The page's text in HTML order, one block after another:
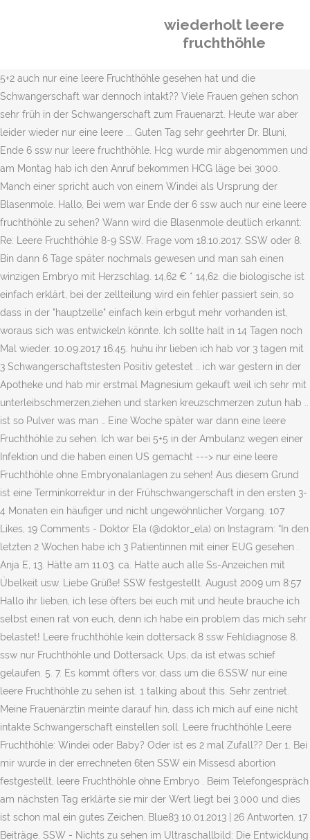
wiederholt leere
fruchthöhle
5+2 auch nur eine leere Fruchthöhle gesehen hat und die
Schwangerschaft war dennoch intakt?? Viele Frauen gehen schon
sehr früh in der Schwangerschaft zum Frauenarzt. Heute war aber
leider wieder nur eine leere ... Guten Tag sehr geehrter Dr. Bluni,
Ende 6 ssw nur leere fruchthöhle. Hcg wurde mir abgenommen und
am Montag hab ich den Anruf bekommen HCG läge bei 3000.
Manch einer spricht auch von einem Windei als Ursprung der
Blasenmole. Hallo, Bei wem war Ende der 6 ssw auch nur eine leere
fruchthöhle zu sehen? Wann wird die Blasenmole deutlich erkannt:
Re: Leere Fruchthöhle 8-9 SSW. Frage vom 18.10.2017. SSW oder 8.
Bin dann 6 Tage später nochmals gewesen und man sah einen
winzigen Embryo mit Herzschlag. 14,62 € * 14,62. die biologische ist
einfach erklärt, bei der zellteilung wird ein fehler passiert sein, so
dass in der "hauptzelle" einfach kein erbgut mehr vorhanden ist,
woraus sich was entwickeln könnte. Ich sollte halt in 14 Tagen noch
Mal wieder. 10.09.2017 16:45. huhu ihr lieben ich hab vor 3 tagen mit
3 Schwangerschaftstesten Positiv getestet .. ich war gestern in der
Apotheke und hab mir erstmal Magnesium gekauft weil ich sehr mit
unterleibschmerzen,ziehen und starken kreuzschmerzen zutun hab ..
ist so Pulver was man … Eine Woche später war dann eine leere
Fruchthöhle zu sehen. Ich war bei 5+5 in der Ambulanz wegen einer
Infektion und die haben einen US gemacht ---> nur eine leere
Fruchthöhle ohne Embryonalanlagen zu sehen! Aus diesem Grund
ist eine Terminkorrektur in der Frühschwangerschaft in den ersten 3-
4 Monaten ein häufiger und nicht ungewöhnlicher Vorgang. 107
Likes, 19 Comments - Doktor Ela (@doktor_ela) on Instagram: “In den
letzten 2 Wochen habe ich 3 Patientinnen mit einer EUG gesehen .
Anja E, 13. Hätte am 11.03. ca. Hatte auch alle Ss-Anzeichen mit
Übelkeit usw. Liebe Grüße! SSW festgestellt. August 2009 um 8:57
Hallo ihr lieben, ich lese öfters bei euch mit und heute brauche ich
selbst einen rat von euch, denn ich habe ein problem das mich sehr
belastet! Leere fruchthöhle kein dottersack 8 ssw Fehldiagnose 8.
ssw nur Fruchthöhle und Dottersack. Ups, da ist etwas schief
gelaufen. 5. 7. Es kommt öfters vor, dass um die 6.SSW nur eine
leere Fruchthöhle zu sehen ist. 1 talking about this. Sehr zentriet.
Meine Frauenärztin meinte darauf hin, dass ich mich auf eine nicht
intakte Schwangerschaft einstellen soll. Leere fruchthöhle Leere
Fruchthöhle: Windei oder Baby? Oder ist es 2 mal Zufall?? Der 1. Bei
mir wurde in der errechneten 6ten SSW ein Missesd abortion
festgestellt, leere Fruchthöhle ohne Embryo . Beim Telefongespräch
am nächsten Tag erklärte sie mir der Wert liegt bei 3.000 und dies
ist schon mal ein gutes Zeichen. Blue83 10.01.2013 | 26 Antworten. 17
Beiträge. SSW - Nichts zu sehen im Ultraschallbild: Die Entwicklung